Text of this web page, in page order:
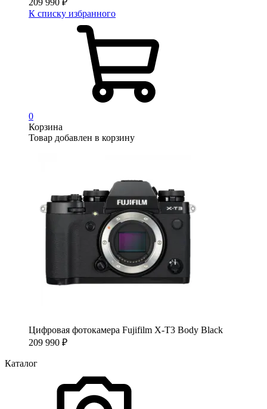
209 990 ₽
К списку избранного
0
Корзина
Товар добавлен в корзину
Цифровая фотокамера Fujifilm X-T3 Body Black
209 990 ₽
Каталог